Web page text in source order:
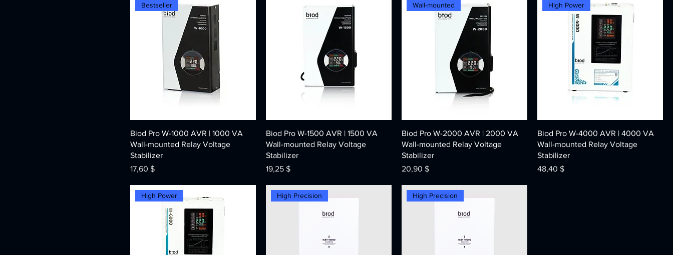
Bestseller
Biod Pro W-1000 AVR | 1000 VA
Wall-mounted Relay Voltage
Stabilizer
Price
17,60 $
Biod Pro W-1500 AVR | 1500 VA
Wall-mounted Relay Voltage
Stabilizer
Price
19,25 $
Wall-mounted
Biod Pro W-2000 AVR | 2000 VA
Wall-mounted Relay Voltage
Stabilizer
Price
20,90 $
High Power
Biod Pro W-4000 AVR | 4000 VA
Wall-mounted Relay Voltage
Stabilizer
Price
48,40 $
High Power High Precision High Precision